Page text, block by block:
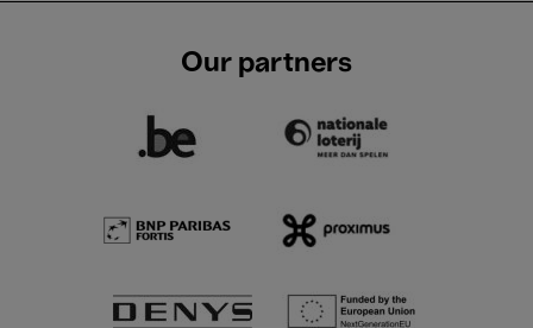
Our partners